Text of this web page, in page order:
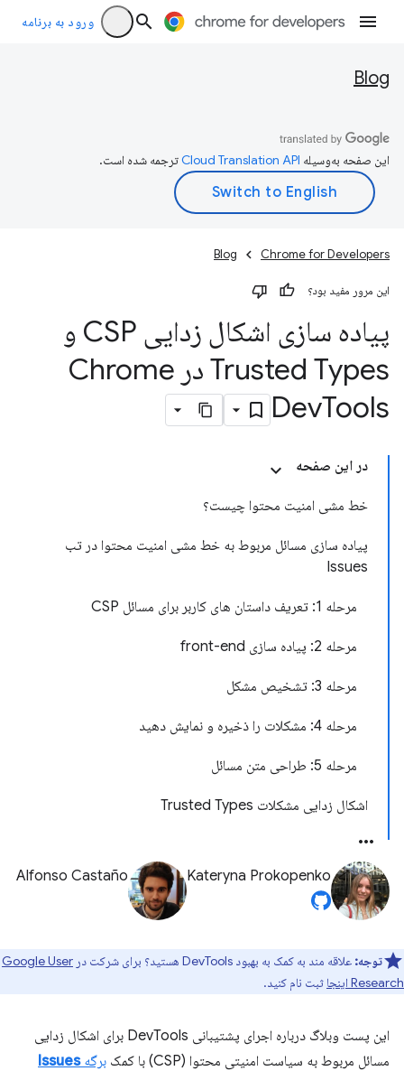
ورود به برنامه
Blog
این صفحه به‌وسیله ترجمه شده است.
Chrome for Developers
Blog
این مرور مفید بود؟
پیاده سازی اشکال زدایی CSP و
Trusted Types در Chrome
DevTools
در این صفحه
خط مشی امنیت محتوا چیست؟
پیاده سازی مسائل مربوط به خط مشی امنیت محتوا در تب
Issues
مرحله 1: تعریف داستان های کاربر برای مسائل CSP
مرحله 2: پیاده سازی front-end
مرحله 3: تشخیص مشکل
مرحله 4: مشکلات را ذخیره و نمایش دهید
مرحله 5: طراحی متن مسائل
اشکال زدایی مشکلات Trusted Types
Kateryna Prokopenko
Alfonso Castaño
توجه: علاقه مند به کمک به بهبود DevTools هستید؟ برای شرکت در
Google User
Research اینجا
ثبت نام کنید.
این پست وبلاگ درباره اجرای پشتیبانی DevTools برای اشکال زدایی
مسائل مربوط به سیاست امنیتی محتوا (CSP) با کمک
برگهIssues